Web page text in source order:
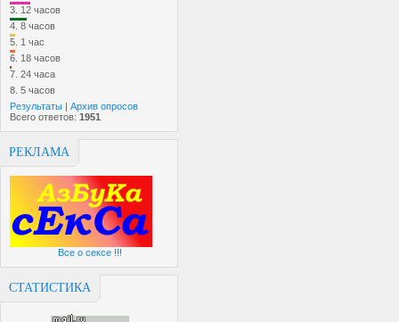
3. 12 часов
4. 8 часов
5. 1 час
6. 18 часов
7. 24 часа
8. 5 часов
Результаты | Архив опросов
Всего ответов: 1951
РЕКЛАМА
Все о сексе !!!
СТАТИСТИКА